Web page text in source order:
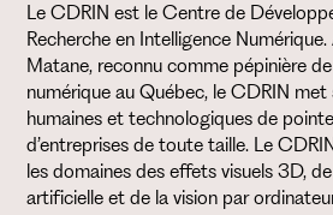
Le CDRIN est le Centre de
Recherche en Intelligence
Matane, reconnu comme pépinière
numérique au Québec, le CDRIN met
humaines et technologiques de
d’entreprises de toute taille. Le
les domaines des effets visuels 3D,
artificielle et de la vision par